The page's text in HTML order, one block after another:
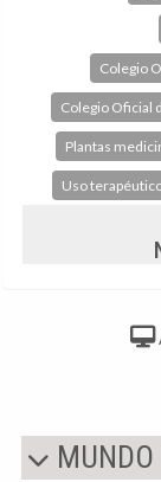
Colegio
Colegio Oficial
Plantas
Uso
MUNDO